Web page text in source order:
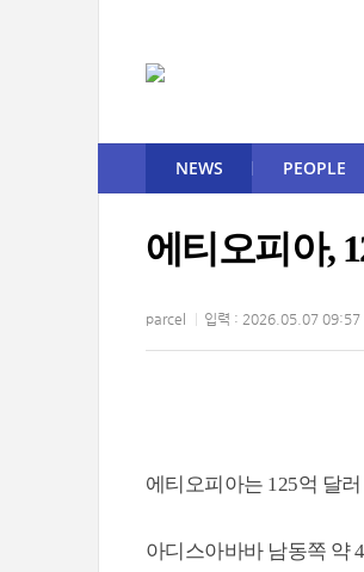
NEWS PEOPLE
에티오피아,
parcel 입력 : 2026.05.07
에티오피아는 125억 달
아디스아바바 남동쪽 약